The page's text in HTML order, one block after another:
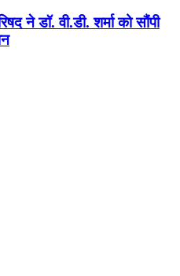
ने डॉ. वी.डी. शर्मा को सौंपी